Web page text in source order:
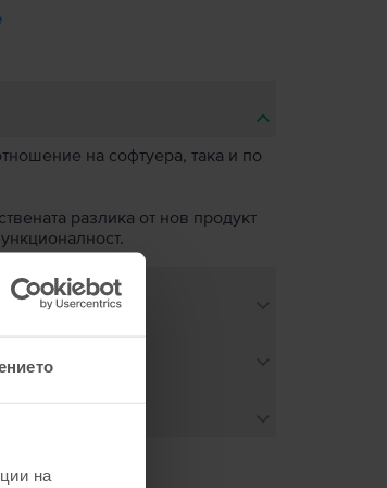
на
на софтуера, така и по
разлика от нов продукт